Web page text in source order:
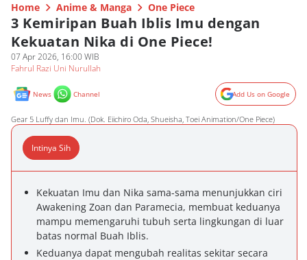
Home Anime & Manga One Piece
3 Kemiripan Buah Iblis Imu dengan
Kekuatan Nika di One Piece!
07 Apr 2026, 16:00 WIB
Fahrul Razi Uni Nurullah
News Channel Add Us on Google
Gear 5 Luffy dan Imu. (Dok. Eiichiro Oda, Shueisha, Toei Animation/One Piece)
Intinya Sih
Kekuatan Imu dan Nika sama-sama menunjukkan ciri
Awakening Zoan dan Paramecia, membuat keduanya
mampu memengaruhi tubuh serta lingkungan di luar
batas normal Buah Iblis.
Keduanya dapat mengubah realitas sekitar secara